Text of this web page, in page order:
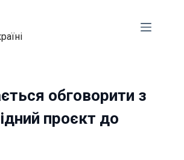
обговорити з
проєкт до